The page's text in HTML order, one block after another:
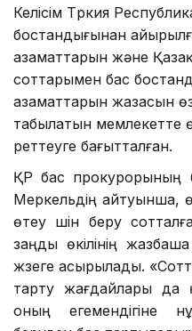
Келісім Түркия
бостандығынан
азаматтарын және
соттарымен бас
азаматтарын жазасын
табылатын мемлекетте
реттеуге бағытталған.
ҚР бас прокурорының
Меркельдің айтуынша,
өтеу үшін беру
заңды өкілінің
жүзеге асырылады.
тарту жағдайлары да
оның егемендігіне